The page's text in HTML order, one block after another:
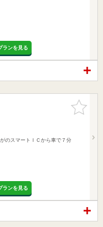
ランを見る
お気に入
りに追加
のスマートＩＣから車で７分
ランを見る